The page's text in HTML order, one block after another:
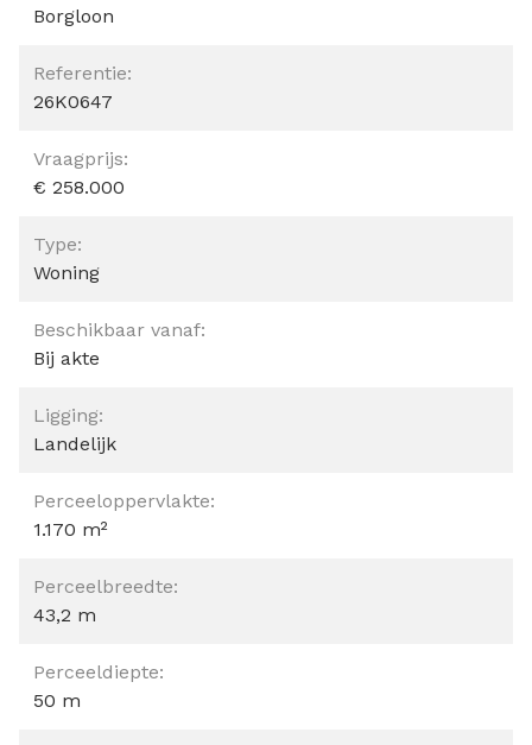
Borgloon
Referentie:
26K0647
Vraagprijs:
€ 258.000
Type:
Woning
Beschikbaar vanaf:
Bij akte
Ligging:
Landelijk
Perceeloppervlakte:
1.170 m²
Perceelbreedte:
43,2 m
Perceeldiepte:
50 m